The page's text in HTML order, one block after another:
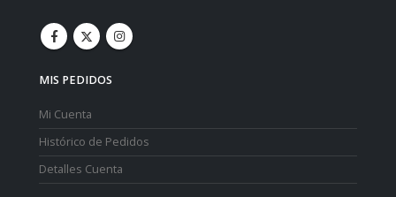
MIS PEDIDOS
Mi Cuenta
Histórico de Pedidos
Detalles Cuenta